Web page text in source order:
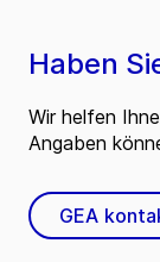
Haben
Wir helfen
Angaben
GEA